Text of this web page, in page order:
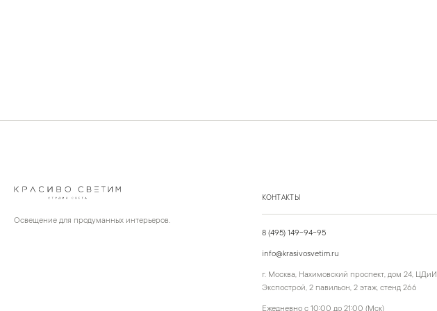
Освещение для продуманных интерьеров.
КОНТАКТЫ
8 (495) 149-94-95
info@krasivosvetim.ru
г. Москва, Нахимовский проспект, дом 24, ЦДиИ
Экспострой, 2 павильон, 2 этаж, стенд 266